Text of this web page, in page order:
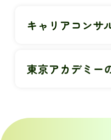
キャリアコンサ
東京アカデミー